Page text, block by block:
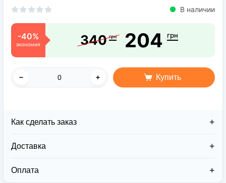
В наличии
-40%
экономия 340 грн 204 грн
Купить
Как сделать заказ
Доставка
курьерскими службами:
Оплата